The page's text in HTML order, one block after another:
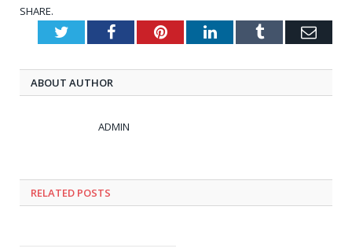
SHARE.
TwitterFacebookPinterestLinkedInTumblr
ABOUT AUTHOR
ADMIN
RELATED POSTS